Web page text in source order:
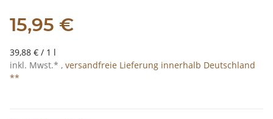
15,95 €
39,88 € / 1 l
inkl. Mwst.* , versandfreie Lieferung innerhalb Deutschland
**